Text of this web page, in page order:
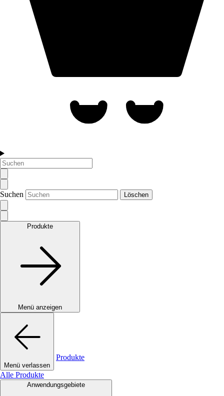
Suchen Löschen
Produkte
Menü anzeigen
Menü verlassen
Produkte
Alle Produkte
Anwendungsgebiete